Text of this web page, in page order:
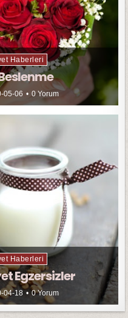
Haberleri
05-06 0 Yorum
Haberleri
Egzersizler
04-18 0 Yorum